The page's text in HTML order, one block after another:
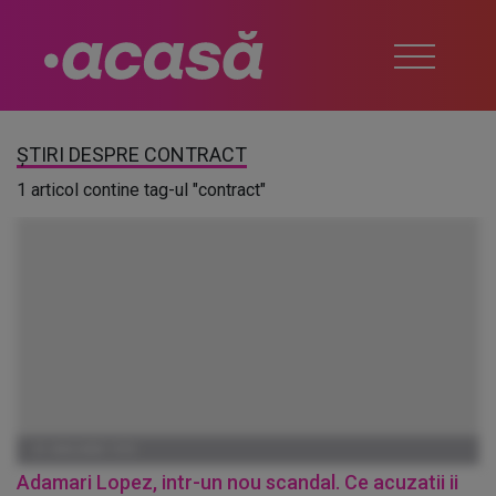
ȘTIRI DESPRE CONTRACT
1 articol contine tag-ul "contract"
Adamari Lopez, intr-un nou scandal. Ce acuzatii ii